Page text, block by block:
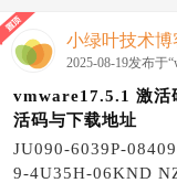
小绿叶技术博
2025-08-19发布于
vmware17.5.1 激
活码与下载地址
JU090-6039P-
9-4U35H-06KND‌